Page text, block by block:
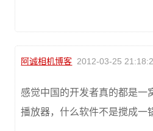
阿诚相机博客 2012-03-25
感觉中国的开发者真的都是一
播放器，什么软件不是搅成一